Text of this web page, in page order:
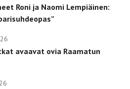
Roni ja Naomi Lempiäinen:
avaavat ovia Raamatun